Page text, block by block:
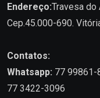
Endereço:Travesa do
Cep.45.000-690.
Contatos:
Whatsapp: 77 99861-
77 3422-3096